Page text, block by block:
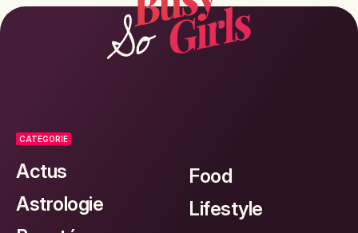
CATEGORIE
Actus
Astrologie
Food
Lifestyle